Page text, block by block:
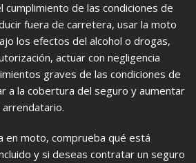
cumplimiento de las condiciones de
fuera de carretera, usar la moto
los efectos del alcohol o drogas,
actuar con negligencia
graves de las condiciones de
a la cobertura del seguro y aumentar
en moto, comprueba qué está
y si deseas contratar un seguro